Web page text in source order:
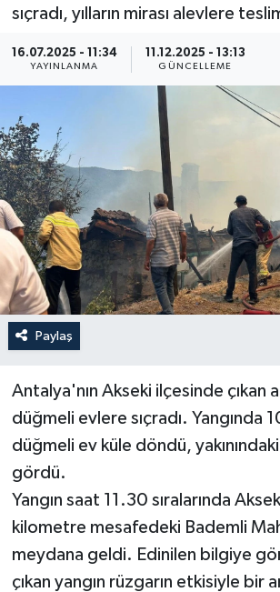
sıçradı, yılların mirası alevlere
16.07.2025 - 11:34
YAYINLANMA
11.12.2025 - 13:13
GÜNCELLEME
Paylaş
Antalya'nın Akseki ilçesinde çıkan
düğmeli evlere sıçradı. Yangında
düğmeli ev küle döndü,
gördü.
Yangın saat 11.30 sıralarında
kilometre mesafedeki Bademli
meydana geldi. Edinilen bilgiye
çıkan yangın rüzgarın etkisiyle bir
Gündem
Günün Manşetleri
Haber Kuşakları
Haberler
KANALV Spor
Kültür Sanat
Magazin
Öğle Bülteni
Sağlık
Siyaset
Spor
Teknoloji
Son Dakika Haberleri
Haber Arşivi